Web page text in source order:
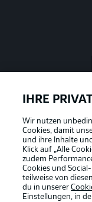
Offizielle Partner
IHRE
Wir nutzen
Cookies, damit
und ihre Inhalte
Klick auf „Alle
zudem
Cookies und
teilweise von diesen
du in unserer
Einstellungen, in